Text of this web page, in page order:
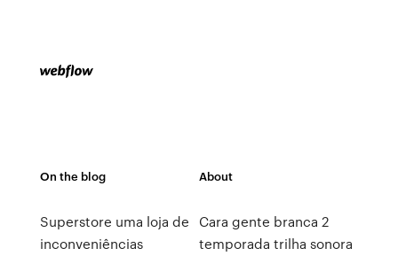
On the blog
Superstore uma loja de
inconveniências
About
Cara gente branca 2
temporada trilha sonora